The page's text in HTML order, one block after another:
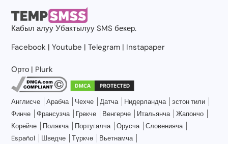
Кабыл алууУбактылуу SMS бекер.
Facebook |Youtube |Telegram | Instapaper
Орто | Plurk
Англисче Арабча Чехче Датча Нидерландча
эстон тили
Финче
Франсузча Грекче Венгерче Итальянча
Жапончо
Корейче
Полякча Португалча Орусча
Словенияча
Español
Шведче Түркчө
Вьетнамча